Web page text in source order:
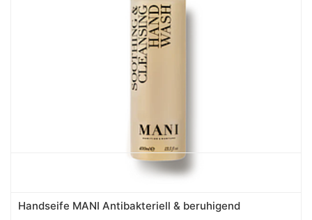
Handseife MANI Antibakteriell & beruhigend